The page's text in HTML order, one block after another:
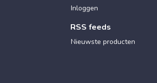
Inloggen
RSS feeds
Nieuwste producten